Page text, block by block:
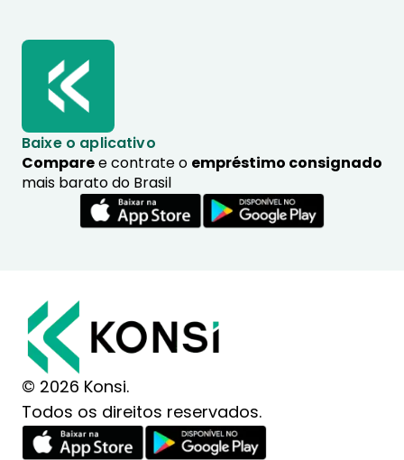
Baixe o aplicativo
Comparee contrate o empréstimo consignado
mais barato do Brasil
© 2026 Konsi.
Todos os direitos reservados.